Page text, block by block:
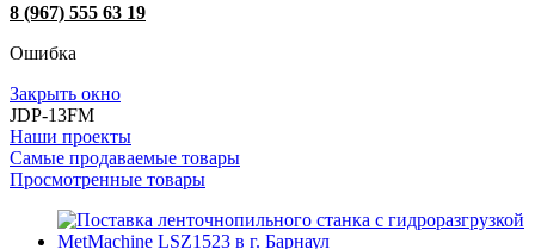
8 (967) 555 63 19
Ошибка
Закрыть окно
JDP-13FM
Наши проекты
Самые продаваемые товары
Просмотренные товары